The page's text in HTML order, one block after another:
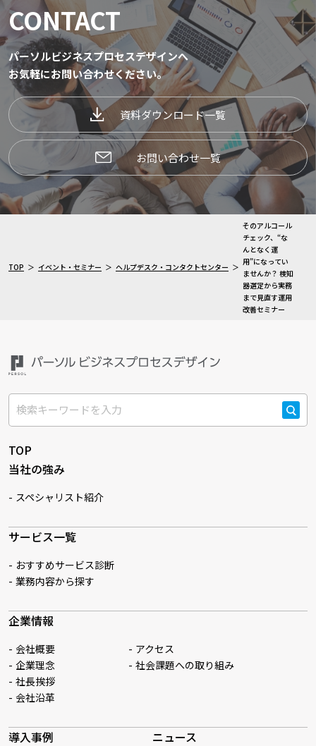
CONTACT
パーソルビジネスプロセスデザインへ
お気軽にお問い合わせください。
資料ダウンロード一覧
お問い合わせ一覧
TOP イベント・セミナー ヘルプデスク・コンタクトセンター
そのアルコール
チェック、“な
んとなく運
用”になってい
ませんか？ 検知
器選定から実務
まで見直す運用
改善セミナー
検索
TOP
当社の強み
スペシャリスト紹介
サービス一覧
おすすめサービス診断
業務内容から探す
企業情報
会社概要
企業理念
社長挨拶
会社沿革
アクセス
社会課題への取り組み
導入事例
ニュース